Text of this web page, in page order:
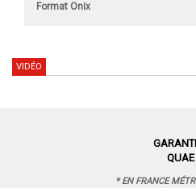
Format Onix
VIDÉO
QUAE
* EN FRANCE